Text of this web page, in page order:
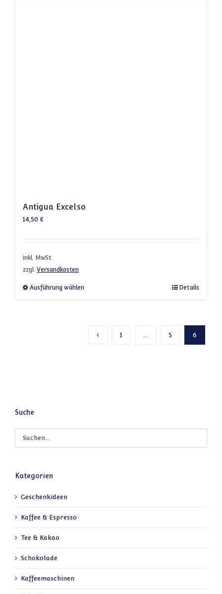
Antigua Excelso
14,50 €
inkl. MwSt.
zzgl. Versandkosten
Ausführung wählen Dieses Produkt weist mehrere Varianten
Details
Vorherige Seite
1 5 6
Suche
Kategorien
Geschenkideen
Kaffee & Espresso
Tee & Kakao
Schokolade
Kaffeemaschinen